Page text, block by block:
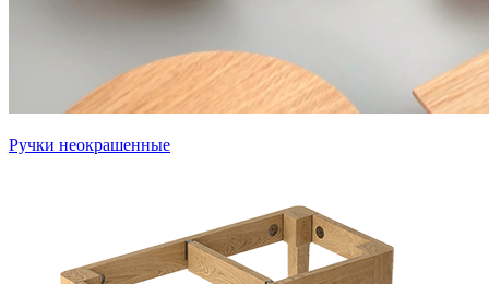
Ручки неокрашенные